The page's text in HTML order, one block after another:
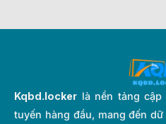
Kqbd.locker là nền tảng
tuyến hàng đầu, mang đến